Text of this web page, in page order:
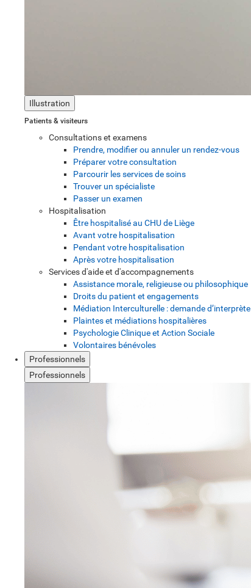
Illustration
Patients & visiteurs
Consultations et examens
Prendre, modifier ou annuler un rendez-vous
Préparer votre consultation
Parcourir les services de soins
Trouver un spécialiste
Passer un examen
Hospitalisation
Être hospitalisé au CHU de Liège
Avant votre hospitalisation
Pendant votre hospitalisation
Après votre hospitalisation
Services d'aide et d'accompagnements
Assistance morale, religieuse ou philosophique
Droits du patient et engagements
Médiation Interculturelle : demande d’interprète
Plaintes et médiations hospitalières
Psychologie Clinique et Action Sociale
Volontaires bénévoles
Professionnels
Professionnels